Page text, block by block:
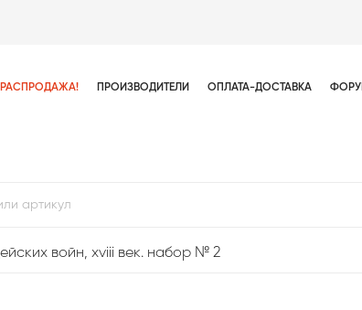
РАСПРОДАЖА! ПРОИЗВОДИТЕЛИ ОПЛАТА-ДОСТАВКА
войн, xviii век. набор № 2